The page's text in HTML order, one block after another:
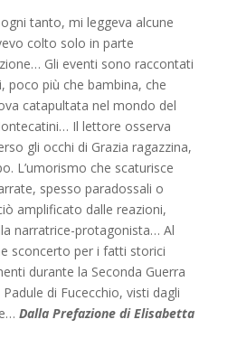
tanto, mi leggeva alcune
colto solo in parte
Gli eventi sono raccontati
poco più che bambina, che
catapultata nel mondo del
Il lettore osserva
gli occhi di Grazia ragazzina,
L’umorismo che scaturisce
spesso paradossali o
amplificato dalle reazioni,
narratrice-protagonista… Al
sconcerto per i fatti storici
durante la Seconda Guerra
di Fucecchio, visti dagli
Dalla Prefazione di Elisabetta